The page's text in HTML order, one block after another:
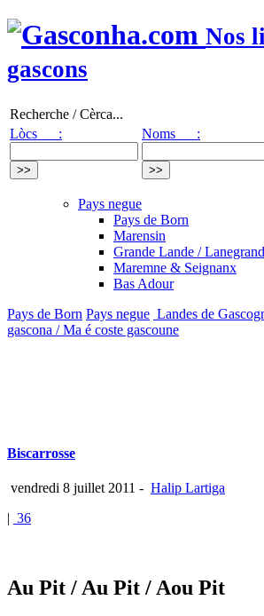
Nos
gascons
Recherche / Cèrca...
Lòcs :
Noms :
Pays negue
Pays de Born
Marensin
Grande Lande / Lanegrand
Maremne & Seignanx
Bas Adour
Pays de Born Pays negue Landes de
gascona / Ma é coste gascoune
Biscarrosse
vendredi 8 juillet 2011 - Halip Lartiga
| 36
Au Pit / Au Pit / Aou Pit